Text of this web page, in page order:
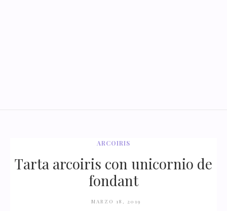
ARCOIRIS
Tarta arcoiris con unicornio de
fondant
MARZO 18, 2019